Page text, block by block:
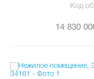
Код
14 830